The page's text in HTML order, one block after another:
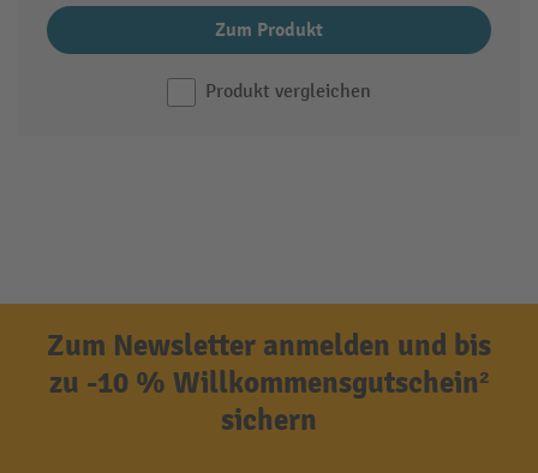
Zum Produkt
Produkt vergleichen
Zum Newsletter anmelden und bis
zu -10 % Willkommensgutschein²
sichern